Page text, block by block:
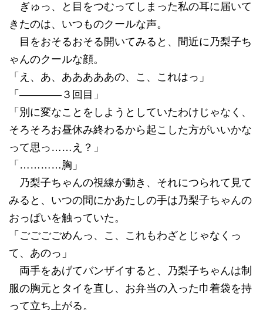
ぎゅっ、と目をつむってしまった私の耳に届いて
きたのは、いつものクールな声。
目をおそるおそる開いてみると、間近に乃梨子ち
ゃんのクールな顔。
「え、あ、あああああの、こ、これはっ」
「――――３回目」
「別に変なことをしようとしていたわけじゃなく、
そろそろお昼休み終わるから起こした方がいいかな
って思っ……え？」
「…………胸」
乃梨子ちゃんの視線が動き、それにつられて見て
みると、いつの間にかあたしの手は乃梨子ちゃんの
おっぱいを触っていた。
「ごごごごめんっ、こ、これもわざとじゃなくっ
て、あのっ」
両手をあげてバンザイすると、乃梨子ちゃんは制
服の胸元とタイを直し、お弁当の入った巾着袋を持
って立ち上がる。